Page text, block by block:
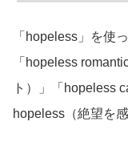
「hopeless」を使
「hopeless
ト）」「hopeless
hopeless（絶望を